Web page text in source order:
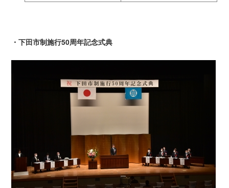
・下田市制施行50周年記念式典